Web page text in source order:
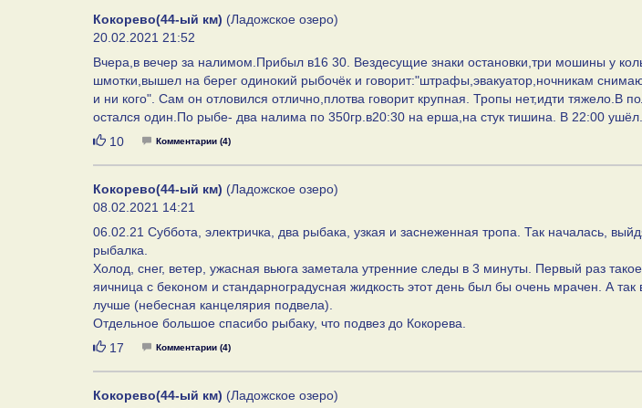
Кокорево(44-ый км) (Ладожское озеро)
20.02.2021 21:52
Вчера,в вечер за налимом.Прибыл в16 30. Вездесущие знаки остановки,три мошины у
шмотки,вышел на берег одинокий рыбочёк и говорит:"штрафы,эвакуатор,ночникам
и ни кого". Сам он отловился отлично,плотва говорит крупная. Тропы нет,идти тяжело.В
остался один.По рыбе- два налима по 350гр.в20:30 на ерша,на стук тишина. В 22:00 ушёл.
Нравится
10 Комментарии (4)
Кокорево(44-ый км) (Ладожское озеро)
08.02.2021 14:21
06.02.21 Суббота, электричка, два рыбака, узкая и заснеженная тропа. Так началась,
рыбалка.
Холод, снег, ветер, ужасная вьюга заметала утренние следы в 3 минуты. Первый раз
яичница с беконом и стандарноградусная жидкость этот день был бы очень мрачен. А
лучше (небесная канцелярия подвела).
Отдельное большое спасибо рыбаку, что подвез до Кокорева.
Нравится
17 Комментарии (4)
Кокорево(44-ый км) (Ладожское озеро)